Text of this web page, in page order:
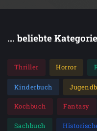
... beliebte
Thriller Horror
Kinderbuch
Kochbuch Fantasy
Sachbuch